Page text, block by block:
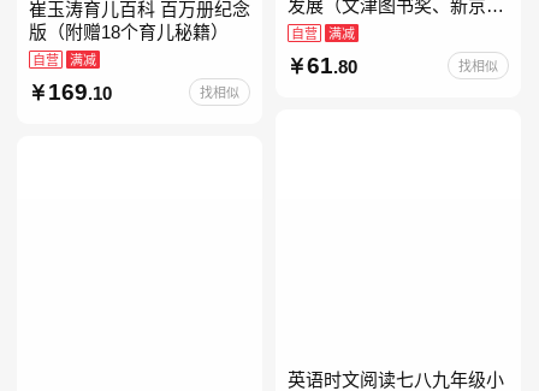
发展（文津图书奖、新京报
年度通识写作获奖作品，罗
永浩、罗振宇、何帆、刘格
菘、张军、周黎安、王烁联
自营 满减
61 .80 找相似
崔玉涛育儿百科 百万册纪念
版（附赠18个育儿秘籍）
自营 满减
169.10 找相似
英语时文阅读七八九年级小